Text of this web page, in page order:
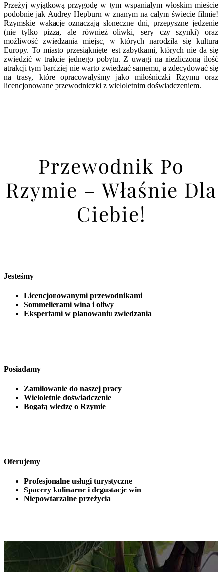
Przeżyj wyjątkową przygodę w tym wspaniałym włoskim mieście
podobnie jak Audrey Hepburn w znanym na całym świecie filmie!
Rzymskie wakacje oznaczają słoneczne dni, przepyszne jedzenie
(nie tylko pizza, ale również oliwki, sery czy szynki) oraz
możliwość zwiedzania miejsc, w których narodziła się kultura
Europy. To miasto przesiąknięte jest zabytkami, których nie da się
zwiedzić w trakcie jednego pobytu. Z uwagi na niezliczoną ilość
atrakcji tym bardziej nie warto zwiedzać samemu, a zdecydować się
na trasy, które opracowałyśmy jako miłośniczki Rzymu oraz
licencjonowane przewodniczki z wieloletnim doświadczeniem.
Przewodnik Po
Rzymie – Właśnie Dla
Ciebie!
Jesteśmy
Licencjonowanymi przewodnikami
Sommelierami wina i oliwy
Ekspertami w planowaniu zwiedzania
Posiadamy
Zamiłowanie do naszej pracy
Wieloletnie doświadczenie
Bogatą wiedzę o Rzymie
Oferujemy
Profesjonalne usługi turystyczne
Spacery kulinarne i degustacje win
Niepowtarzalne przeżycia